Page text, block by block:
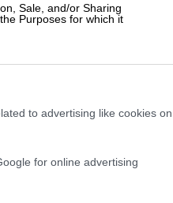
Sale, and/or Sharing
Purposes for which it
to advertising like cookies on
for online advertising
κόσμον Μάικλ
βιασμό τρίτου
μέσα στην
μέγιστης ποινής,
η μέγιστη
λίγο πριν την